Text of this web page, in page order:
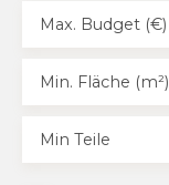
Max. Budget (€)
Min. Fläche (m²)
Min Teile